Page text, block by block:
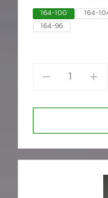
164-100 164-
164-96